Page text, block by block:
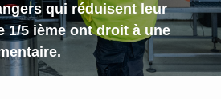
qui réduisent leur
1/5 ième ont droit à une